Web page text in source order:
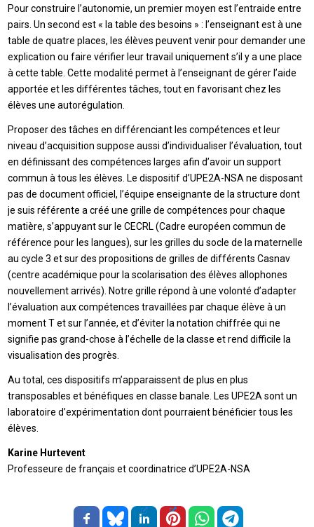
Pour construire l’autonomie, un premier moyen est l’entraide entre
pairs. Un second est « la table des besoins » : l’enseignant est à une
table de quatre places, les élèves peuvent venir pour demander une
explication ou faire vérifier leur travail uniquement s’il y a une place
à cette table. Cette modalité permet à l’enseignant de gérer l’aide
apportée et les différentes tâches, tout en favorisant chez les
élèves une autorégulation.
Proposer des tâches en différenciant les compétences et leur
niveau d’acquisition suppose aussi d’individualiser l’évaluation, tout
en définissant des compétences larges afin d’avoir un support
commun à tous les élèves. Le dispositif d’UPE2A-NSA ne disposant
pas de document officiel, l’équipe enseignante de la structure dont
je suis référente a créé une grille de compétences pour chaque
matière, s’appuyant sur le CECRL (Cadre européen commun de
référence pour les langues), sur les grilles du socle de la maternelle
au cycle 3 et sur des propositions de grilles de différents Casnav
(centre académique pour la scolarisation des élèves allophones
nouvellement arrivés). Notre grille répond à une volonté d’adapter
l’évaluation aux compétences travaillées par chaque élève à un
moment T et sur l’année, et d’éviter la notation chiffrée qui ne
signifie pas grand-chose à l’échelle de la classe et rend difficile la
visualisation des progrès.
Au total, ces dispositifs m’apparaissent de plus en plus
transposables et bénéfiques en classe banale. Les UPE2A sont un
laboratoire d’expérimentation dont pourraient bénéficier tous les
élèves.
Karine Hurtevent
Professeure de français et coordinatrice d’UPE2A-NSA